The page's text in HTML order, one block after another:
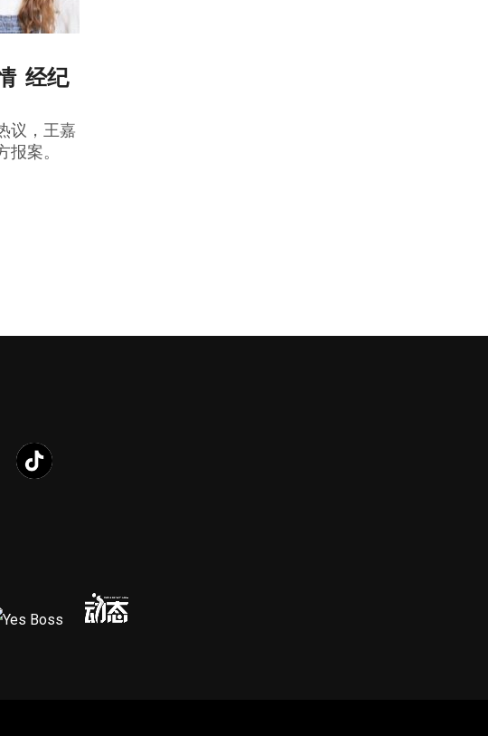
经纪
议，王嘉
案。